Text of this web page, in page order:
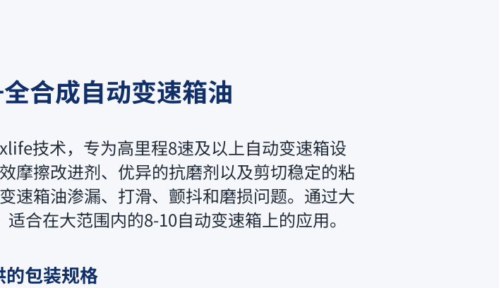
合成自动变速箱油
技术，专为高里程8速及以上自动变速箱设
摩擦改进剂、优异的抗磨剂以及剪切稳定的粘
速箱油渗漏、打滑、颤抖和磨损问题。通过大
合在大范围内的8-10自动变速箱上的应用。
的包装规格